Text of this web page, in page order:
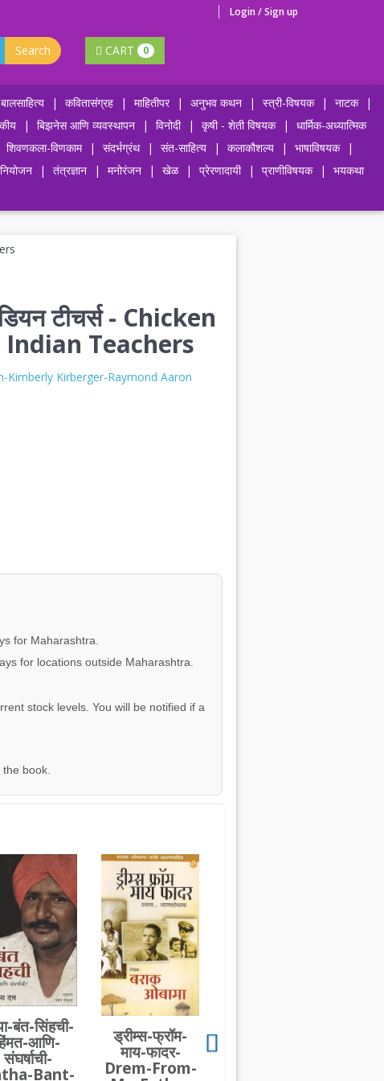
Login / Sign up
Search CART 0
बालसाहित्य | कवितासंग्रह | माहितीपर | अनुभव कथन | स्त्री-विषयक | नाटक
|
| बिझनेस आणि व्यवस्थापन | विनोदी | कृषी - शेती विषयक |
धार्मिक-अध्यात्मिक
शिवणकला-विणकाम | संदर्भग्रंथ | संत-साहित्य | कलाकौशल्य | भाषाविषयक
|
| तंत्रज्ञान | मनोरंजन | खेळ | प्रेरणादायी | प्राणीविषयक |
भयकथा
टीचर्स - Chicken
Indian Teachers
Kimberly Kirberger-Raymond Aaron
for Maharashtra.
for locations outside Maharashtra.
stock levels. You will be notified if a
book.
बंत-सिंहची-
आणि-
संघर्षाची-
Bant-
ड्रीम्स-फ्रॉम-
माय-फादर-
Drem-From-